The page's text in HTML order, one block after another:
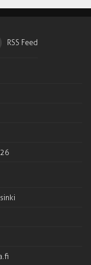
RSS Feed